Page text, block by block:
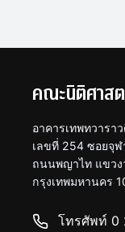
คณะนิติศาส
อาคารเทพทวารา
เลขที่ 254 ซอยจุฬ
ถนนพญาไท แขวง
กรุงเทพมหานคร
โทรศัพท์ 0